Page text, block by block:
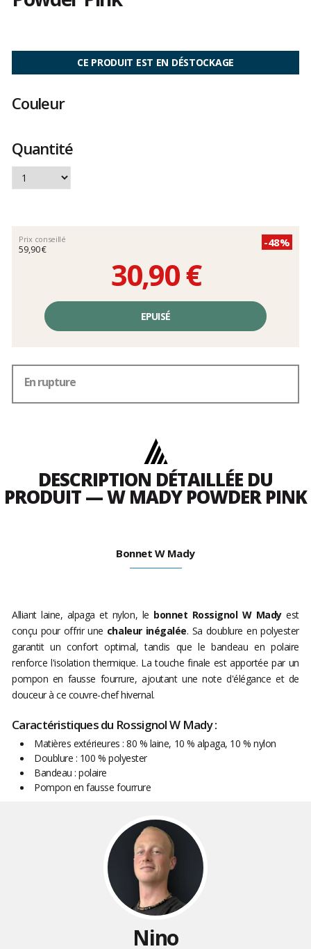
CE PRODUIT EST EN DÉSTOCKAGE
Couleur
Quantité
Prix conseillé
59,90 €
-48%
30,90 €
unitaire,
EPUISÉ
En rupture
DESCRIPTION DÉTAILLÉE DU
PRODUIT — W MADY POWDER PINK
Bonnet W Mady
Alliant laine, alpaga et nylon, le bonnet Rossignol W Madyest
conçu pour offrir une chaleur inégalée. Sa doublure en polyester
garantit un confort optimal, tandis que le bandeau en polaire
renforce l'isolation thermique. La touche finale est apportée par un
pompon en fausse fourrure, ajoutant une note d'élégance et de
douceur à ce couvre-chef hivernal.
Caractéristiques du Rossignol W Mady :
Matières extérieures : 80 % laine, 10 % alpaga, 10 % nylon
Doublure : 100 % polyester
Bandeau : polaire
Pompon en fausse fourrure
Nino